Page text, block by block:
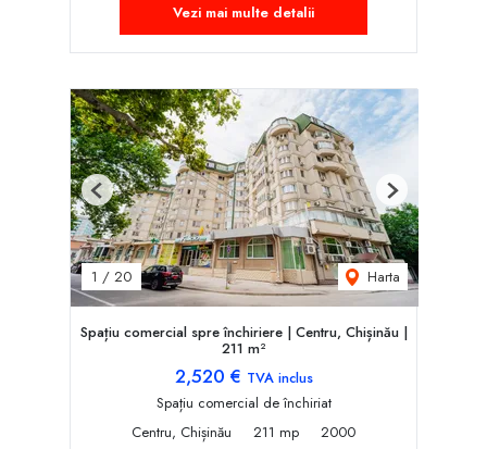
Vezi mai multe detalii
1 / 20 Harta
Previous Next
Spațiu comercial spre închiriere | Centru, Chișinău |
211 m²
2,520 € TVA inclus
Spațiu comercial de închiriat
Centru, Chișinău
211 mp
2000